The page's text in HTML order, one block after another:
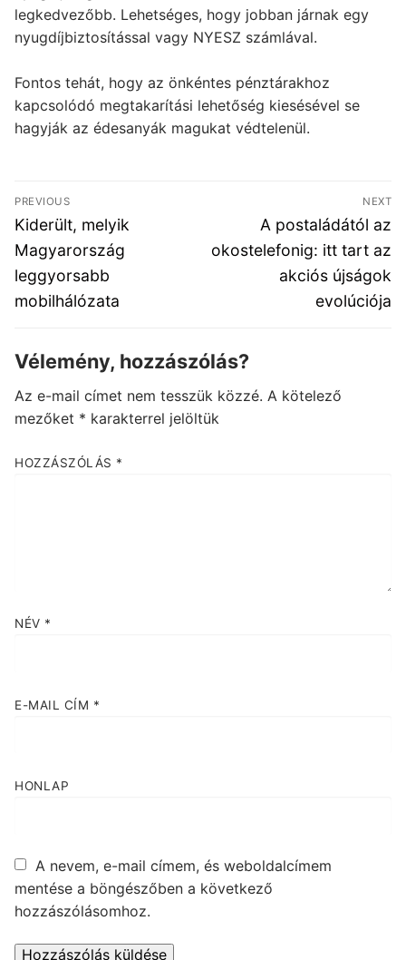
legkedvezőbb. Lehetséges, hogy jobban járnak egy
nyugdíjbiztosítással vagy NYESZ számlával.
Fontos tehát, hogy az önkéntes pénztárakhoz
kapcsolódó megtakarítási lehetőség kiesésével se
hagyják az édesanyák magukat védtelenül.
Bejegyzés
navigáció
PREVIOUS
Previous
post:
Kiderült, melyik
Magyarország
leggyorsabb
mobilhálózata
NEXT
Next
post:
A postaládától az
okostelefonig: itt tart az
akciós újságok
evolúciója
Vélemény, hozzászólás?
Az e-mail címet nem tesszük közzé. A kötelező
mezőket * karakterrel jelöltük
HOZZÁSZÓLÁS *
NÉV *
E-MAIL CÍM *
HONLAP
A nevem, e-mail címem, és weboldalcímem
mentése a böngészőben a következő
hozzászólásomhoz.